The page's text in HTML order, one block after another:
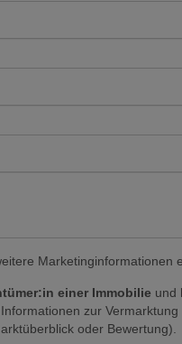
Marketinginformationen
einer Immobilie und
zur Vermarktung
oder Bewertung).